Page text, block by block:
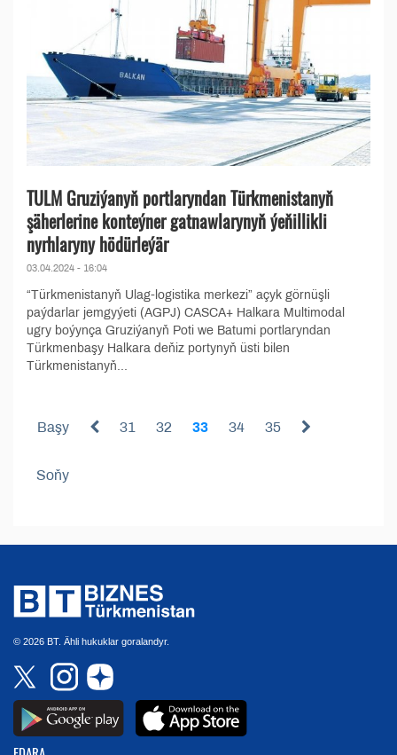
TULM Gruziýanyň portlaryndan Türkmenistanyň
şäherlerine konteýner gatnawlarynyň ýeňillikli
nyrhlaryny hödürleýär
03.04.2024 - 16:04
“Türkmenistanyň Ulag-logistika merkezi” açyk görnüşli
paýdarlar jemgyýeti (AGPJ) CASCA+ Halkara Multimodal
ugry boýynça Gruziýanyň Poti we Batumi portlaryndan
Türkmenbaşy Halkara deňiz portynyň üsti bilen
Türkmenistanyň...
Başy 31 32 33 34 35
Soňy
© 2026 BT. Ähli hukuklar goralandyr.